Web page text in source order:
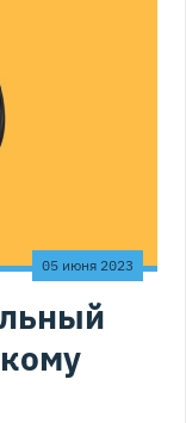
05 июня 2023